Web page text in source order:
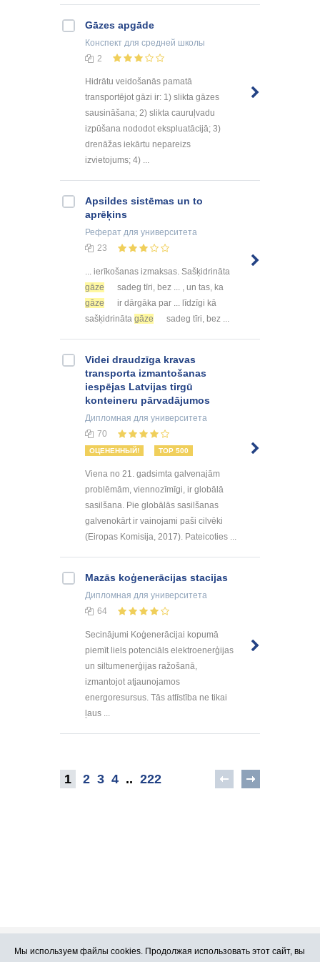
Gāzes apgāde
Конспект для средней школы
2
Hidrātu veidošanās pamatā
transportējot gāzi ir: 1) slikta gāzes
sausināšana; 2) slikta cauruļvadu
izpūšana nododot ekspluatācijā; 3)
drenāžas iekārtu nepareizs
izvietojums; 4) ...
Apsildes sistēmas un to
aprēķins
Реферат для университета
23
... ierīkošanas izmaksas. Sašķidrināta
gāze
sadeg tīri, bez ... , un tas, ka
gāze
ir dārgāka par ... līdzīgi kā
sašķidrināta gāze sadeg tīri, bez ...
Videi draudzīga kravas
transporta izmantošanas
iespējas Latvijas tirgū
konteineru pārvadājumos
Дипломная для университета
70
ОЦЕНЕННЫЙ! TOP 500
Viena no 21. gadsimta galvenajām
problēmām, viennozīmīgi, ir globālā
sasilšana. Pie globālās sasilšanas
galvenokārt ir vainojami paši cilvēki
(Eiropas Komisija, 2017). Pateicoties ...
Mazās koģenerācijas stacijas
Дипломная для университета
64
Secinājumi Koģenerācijai kopumā
piemīt liels potenciāls elektroenerģijas
un siltumenerģijas ražošanā,
izmantojot atjaunojamos
energoresursus. Tās attīstība ne tikai
ļaus ...
1 2 3 4 .. 222
Про Atlants.lv Реклама
Мы используем файлы cookies. Продолжая использовать этот сайт, вы